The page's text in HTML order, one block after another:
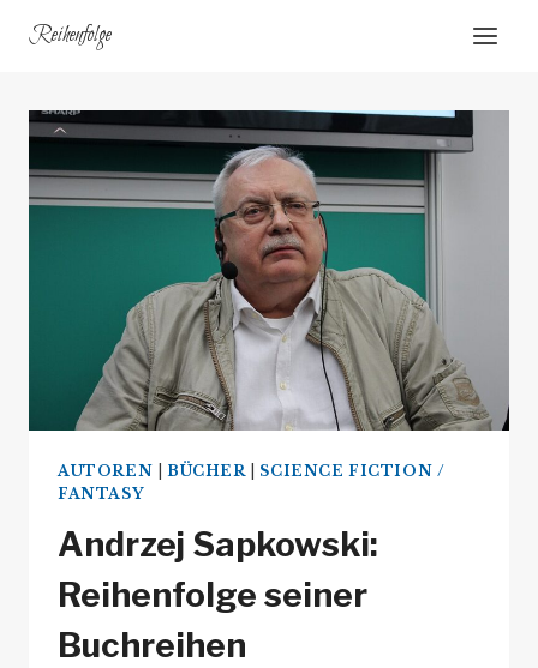
Inhalt
Reihenfolge
AUTOREN BÜCHER
SCIENCE FICTION /
FANTASY
Andrzej Sapkowski:
Reihenfolge seiner
Buchreihen